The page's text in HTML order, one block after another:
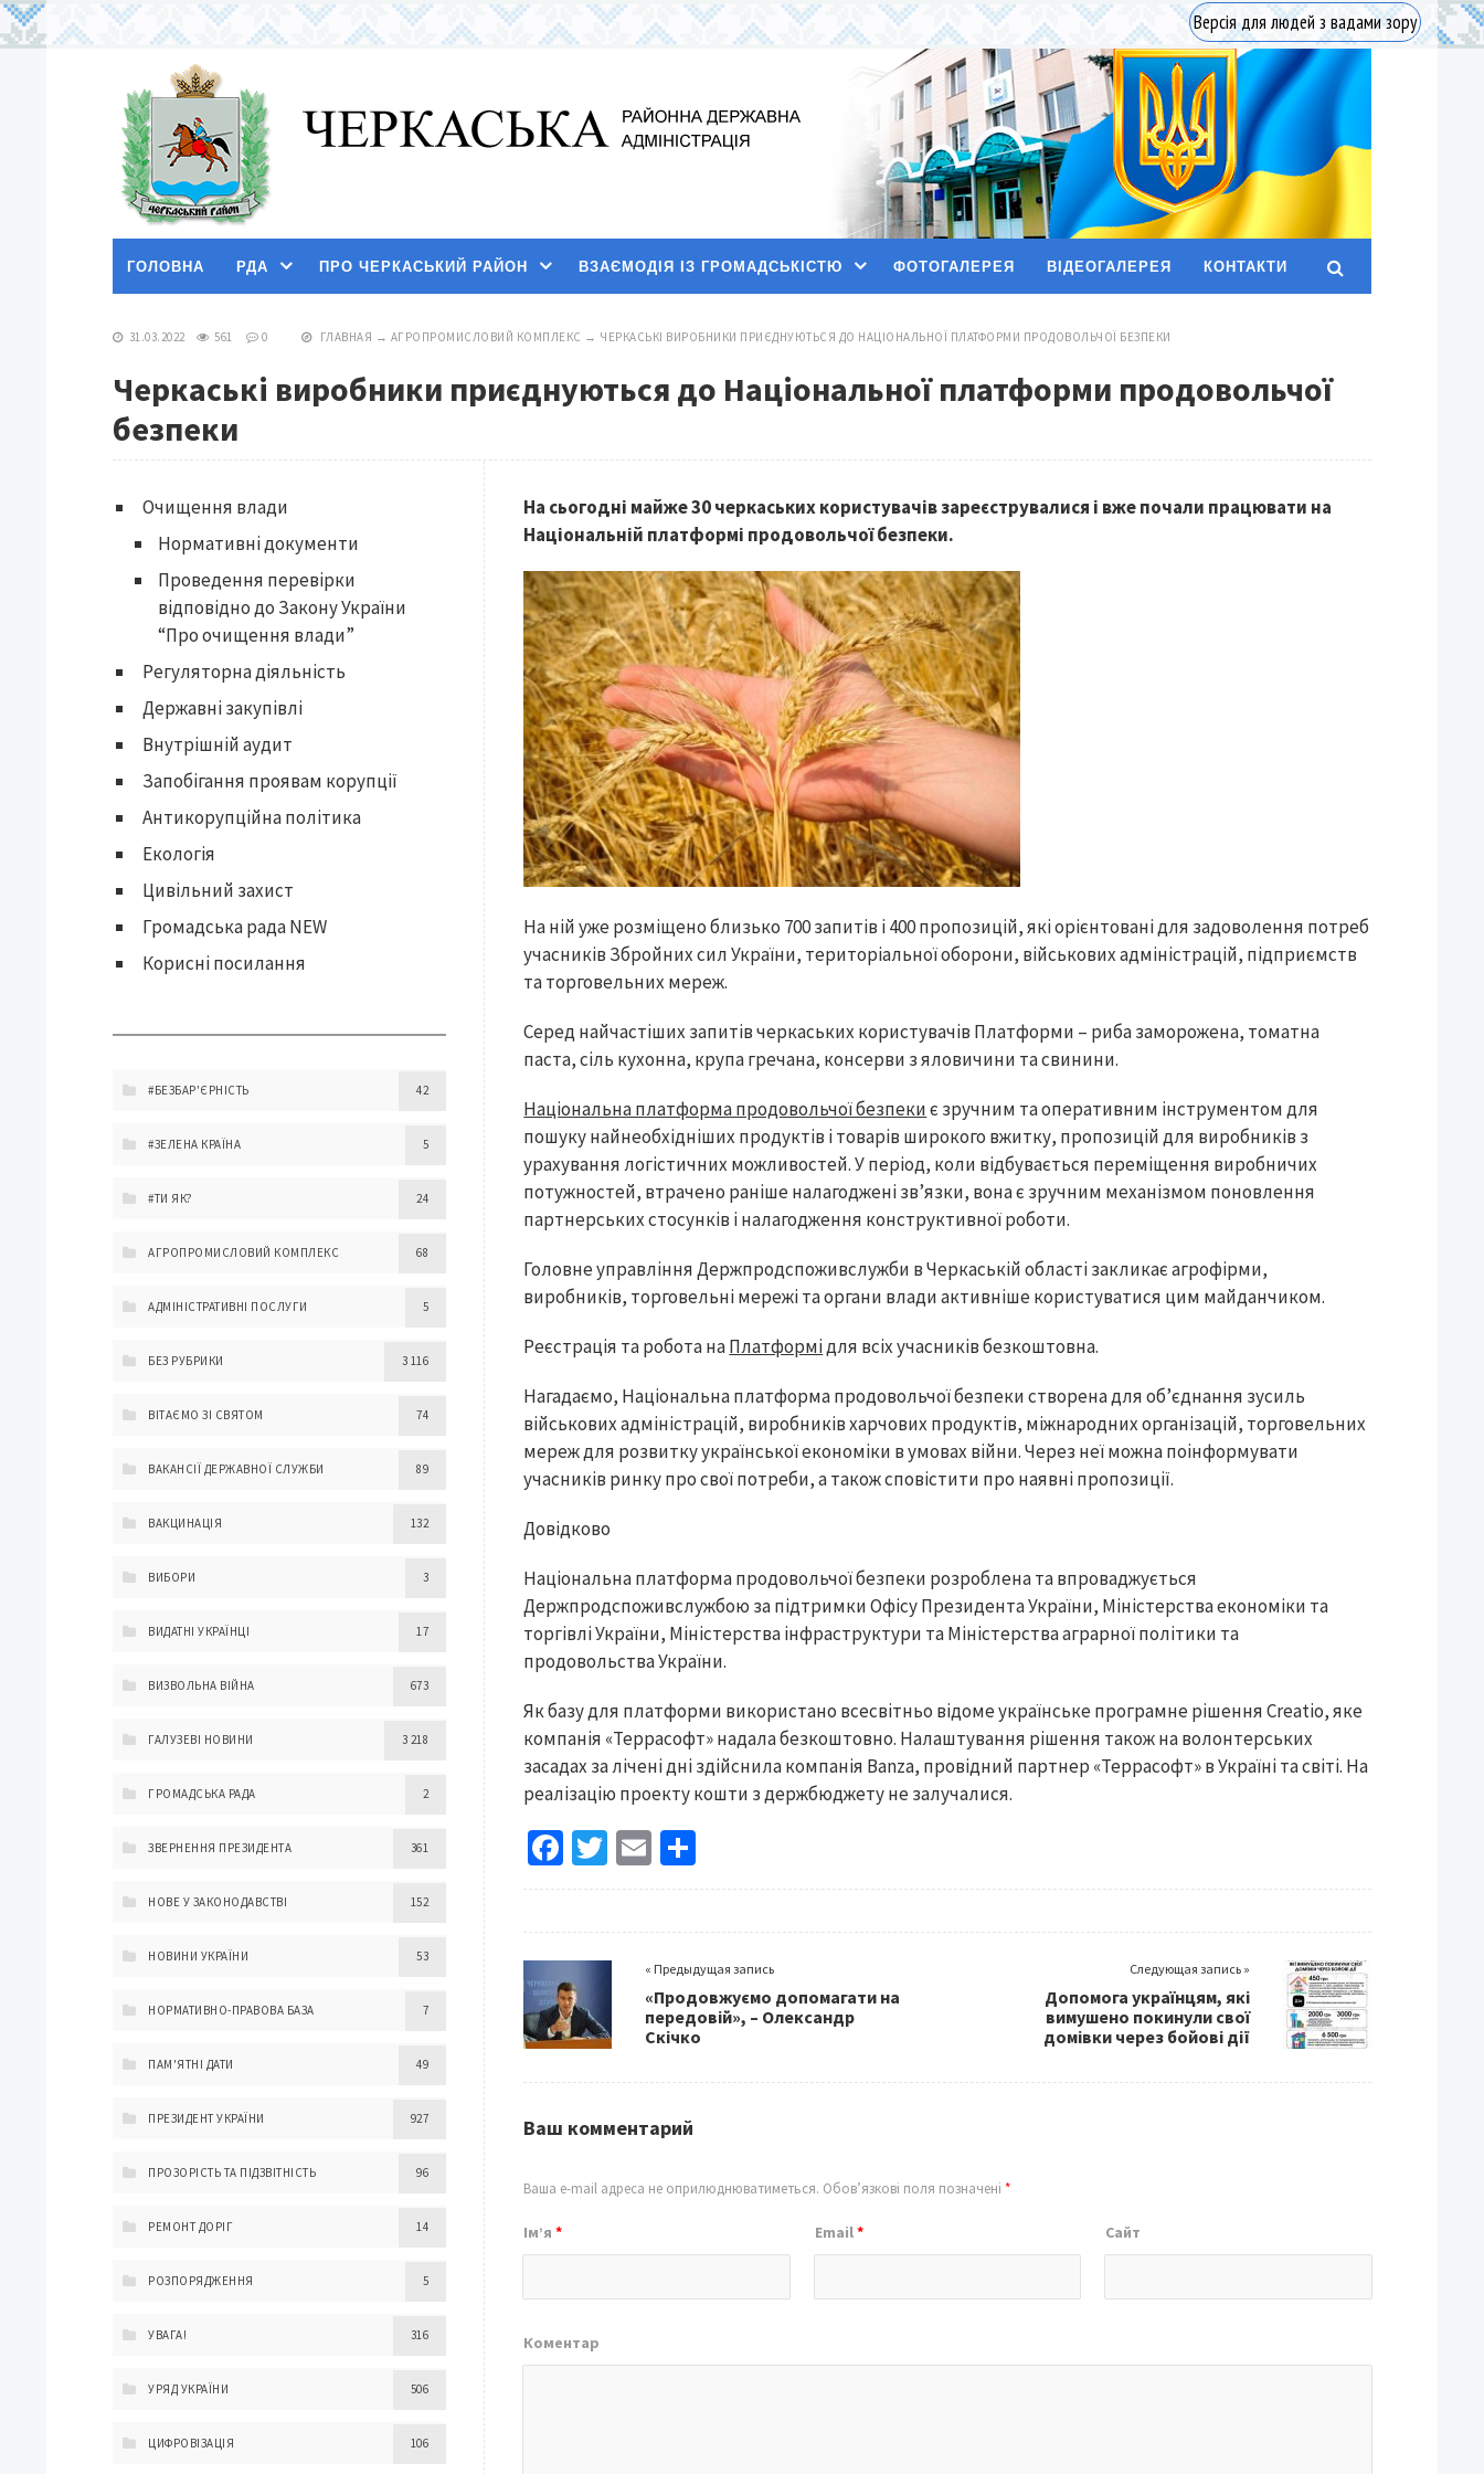
Версія для людей з вадами зору
ГОЛОВНА РДА ПРО ЧЕРКАСЬКИЙ РАЙОН ВЗАЄМОДІЯ ІЗ ГРОМАДСЬКІСТЮ ФОТОГАЛЕРЕЯ ВІДЕОГАЛЕРЕЯ КОНТАКТИ
31.03.2022 561 0 ГЛАВНАЯ → АГРОПРОМИСЛОВИЙ КОМПЛЕКС → ЧЕРКАСЬКІ ВИРОБНИКИ ПРИЄДНУЮТЬСЯ ДО НАЦІОНАЛЬНОЇ ПЛАТФОРМИ ПРОДОВОЛЬЧОЇ БЕЗПЕКИ
Черкаські виробники приєднуються до Національної платформи продовольчої
безпеки
На сьогодні майже 30 черкаських користувачів зареєструвалися і вже почали працювати на
Національній платформі продовольчої безпеки.
На ній уже розміщено близько 700 запитів і 400 пропозицій, які орієнтовані для задоволення потреб
учасників Збройних сил України, територіальної оборони, військових адміністрацій, підприємств
та торговельних мереж.
Серед найчастіших запитів черкаських користувачів Платформи – риба заморожена, томатна
паста, сіль кухонна, крупа гречана, консерви з яловичини та свинини.
Національна платформа продовольчої безпекиє зручним та оперативним інструментом для
пошуку найнеобхідніших продуктів і товарів широкого вжитку, пропозицій для виробників з
урахування логістичних можливостей. У період, коли відбувається переміщення виробничих
потужностей, втрачено раніше налагоджені зв’язки, вона є зручним механізмом поновлення
партнерських стосунків і налагодження конструктивної роботи.
Головне управління Держпродспоживслужби в Черкаській області закликає агрофірми,
виробників, торговельні мережі та органи влади активніше користуватися цим майданчиком.
Реєстрація та робота наПлатформідля всіх учасників безкоштовна.
Нагадаємо, Національна платформа продовольчої безпеки створена для об’єднання зусиль
військових адміністрацій, виробників харчових продуктів, міжнародних організацій, торговельних
мереж для розвитку української економіки в умовах війни. Через неї можна поінформувати
учасників ринку про свої потреби, а також сповістити про наявні пропозиції.
Довідково
Національна платформа продовольчої безпеки розроблена та впроваджується
Держпродспоживслужбою за підтримки Офісу Президента України, Міністерства економіки та
торгівлі України, Міністерства інфраструктури та Міністерства аграрної політики та
продовольства України.
Як базу для платформи використано всесвітньо відоме українське програмне рішення Creatio, яке
компанія «Террасофт» надала безкоштовно. Налаштування рішення також на волонтерських
засадах за лічені дні здійснила компанія Banza, провідний партнер «Террасофт» в Україні та світі. На
реалізацію проекту кошти з держбюджету не залучалися.
Fa
ce
o
o
k
T
wi
er
E
m
l
h
« Предыдущая запись
«Продовжуємо допомагати на
передовій», – Олександр
Скічко
Следующая запись »
Допомога українцям, які
вимушено покинули свої
домівки через бойові дії
Ваш комментарий
Ваша e-mail адреса не оприлюднюватиметься. Обов’язкові поля позначені*
Ім’я* Email* Сайт
Коментар
Очищення влади
Нормативні документи
Проведення перевірки
відповідно до Закону України
“Про очищення влади”
Регуляторна діяльність
Державні закупівлі
Внутрішній аудит
Запобігання проявам корупції
Антикорупційна політика
Екологія
Цивільний захист
Громадська рада NEW
Корисні посилання
#БЕЗБАР'ЄРНІСТЬ 42
#ЗЕЛЕНА КРАЇНА 5
#ТИ ЯК? 24
АГРОПРОМИСЛОВИЙ КОМПЛЕКС 68
АДМІНІСТРАТИВНІ ПОСЛУГИ 5
БЕЗ РУБРИКИ 3 116
ВІТАЄМО ЗІ СВЯТОМ 74
ВАКАНСІЇ ДЕРЖАВНОЇ СЛУЖБИ 89
ВАКЦИНАЦІЯ 132
ВИБОРИ 3
ВИДАТНІ УКРАЇНЦІ 17
ВИЗВОЛЬНА ВІЙНА 673
ГАЛУЗЕВІ НОВИНИ 3 218
ГРОМАДСЬКА РАДА 2
ЗВЕРНЕННЯ ПРЕЗИДЕНТА 361
НОВЕ У ЗАКОНОДАВСТВІ 152
НОВИНИ УКРАЇНИ 53
НОРМАТИВНО-ПРАВОВА БАЗА 7
ПАМ'ЯТНІ ДАТИ 49
ПРЕЗИДЕНТ УКРАЇНИ 927
ПРОЗОРІСТЬ ТА ПІДЗВІТНІСТЬ 96
РЕМОНТ ДОРІГ 14
РОЗПОРЯДЖЕННЯ 5
УВАГА! 316
УРЯД УКРАЇНИ 506
ЦИФРОВІЗАЦІЯ 106